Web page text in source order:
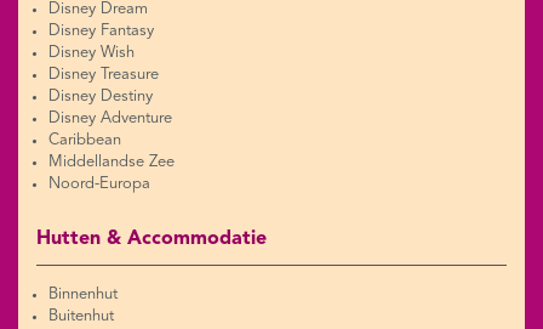
Disney Dream
Disney Fantasy
Disney Wish
Disney Treasure
Disney Destiny
Disney Adventure
Caribbean
Middellandse Zee
Noord-Europa
Hutten & Accommodatie
Binnenhut
Buitenhut